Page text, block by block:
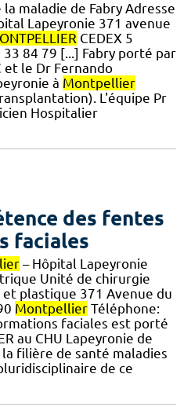
maladie de Fabry Adresse
Lapeyronie 371 avenue
CEDEX 5
33 84 79 [...] Fabry porté par
et le Dr Fernando
à Montpellier
L'équipe Pr
Hospitalier
des fentes
faciales
– Hôpital Lapeyronie
Unité de chirurgie
plastique 371 Avenue du
Montpellier Téléphone:
faciales est porté
au CHU Lapeyronie de
filière de santé maladies
de ce